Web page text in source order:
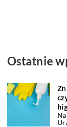
Ostatnie